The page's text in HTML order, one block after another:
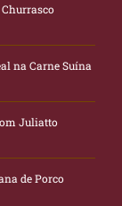
na Carne Suína
Juliatto
de Porco